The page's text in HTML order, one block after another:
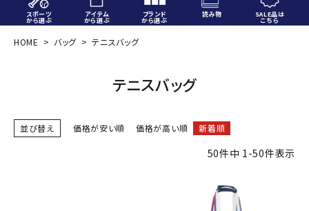
スポーツ
から選ぶ
アイテム
から選ぶ
ブランド
から選ぶ
読み物 SALE品は
こちら
ACCOUNT MENU
person
スポーツから選ぶ
HOME バッグ テニスバッグ
テニスバッグ
並び替え 価格が安い順 価格が高い順 新着順
50件中 1-50件表示